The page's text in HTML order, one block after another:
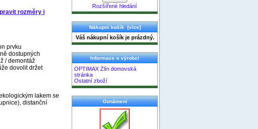
rozměry i
prvku
dostupných
/ demontáž
dovolit držet
lakem se
distanční
Rozšířené hledání
Nákupní košík [více]
Váš nákupní košík je prázdný.
Informace o výrobci
OPTIMAX Zlín domovská
stránka
Ostatní zboží
Oznámení